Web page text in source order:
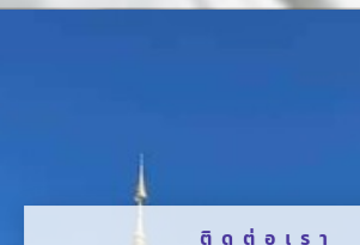
รถตู้ให้เช่า
บริการให้เช่ารถตู้ พร้อมคนขับ VIP แบบ